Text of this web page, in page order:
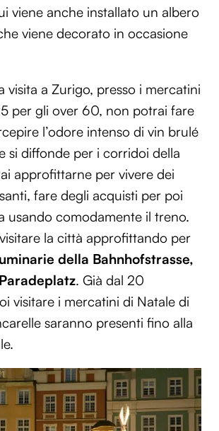
viene anche installato un albero
viene decorato in occasione
visita a Zurigo, presso i mercatini
per gli over 60, non potrai fare
l’odore intenso di vin brulé
si diffonde per i corridoi della
approfittarne per vivere dei
fare degli acquisti per poi
usando comodamente il treno.
la città approfittando per
della Bahnhofstrasse,
. Già dal 20
visitare i mercatini di Natale di
saranno presenti fino alla